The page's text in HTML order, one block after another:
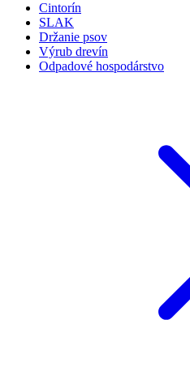
Cintorín
SLAK
Držanie psov
Výrub drevín
Odpadové hospodárstvo